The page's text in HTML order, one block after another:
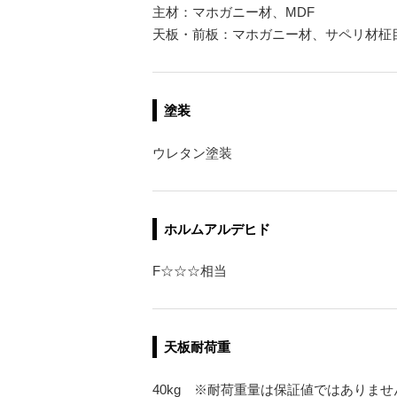
主材：マホガニー材、MDF
天板・前板：マホガニー材、サペリ材柾
塗装
ウレタン塗装
ホルムアルデヒド
F☆☆☆相当
天板耐荷重
40kg ※耐荷重量は保証値ではありませ